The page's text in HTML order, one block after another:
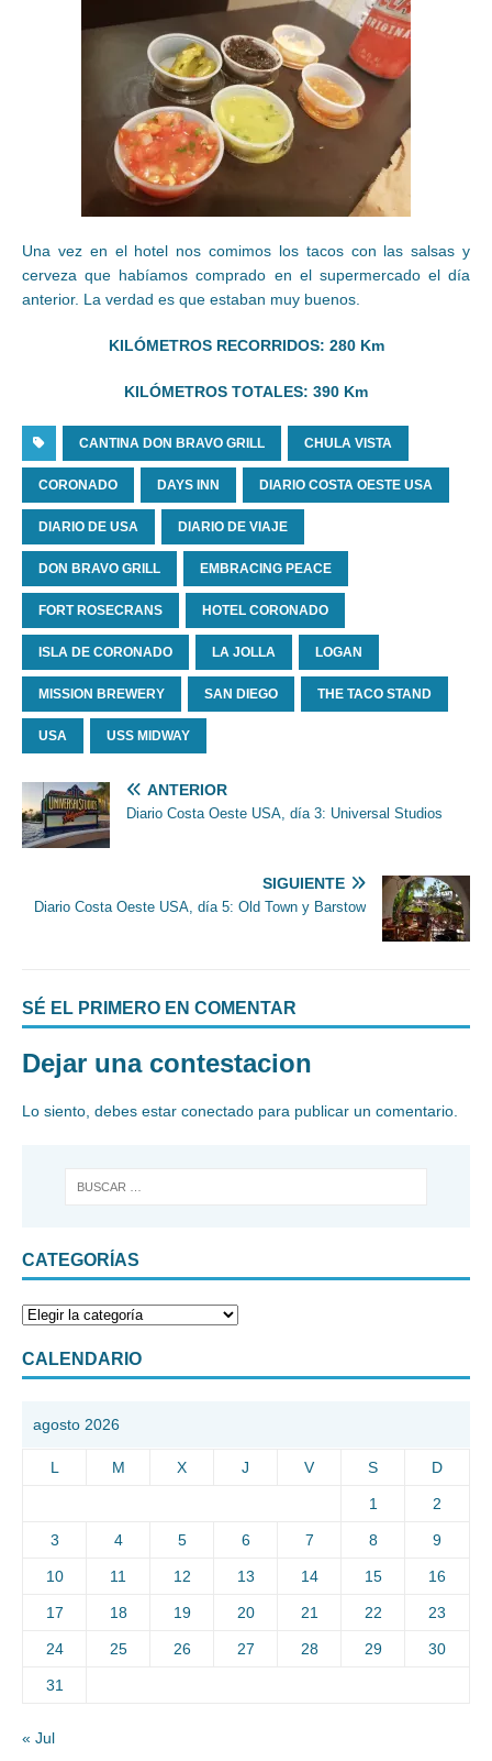
Una vez en el hotel nos comimos los tacos con las salsas y
cerveza que habíamos comprado en el supermercado el día
anterior. La verdad es que estaban muy buenos.
KILÓMETROS RECORRIDOS: 280 Km
KILÓMETROS TOTALES: 390 Km
CANTINA DON BRAVO GRILL CHULA VISTA
CORONADO DAYS INN DIARIO COSTA OESTE USA
DIARIO DE USA DIARIO DE VIAJE
DON BRAVO GRILL EMBRACING PEACE
FORT ROSECRANS HOTEL CORONADO
ISLA DE CORONADO LA JOLLA LOGAN
MISSION BREWERY SAN DIEGO THE TACO STAND
USA USS MIDWAY
ANTERIOR
Diario Costa Oeste USA, día 3: Universal Studios
SIGUIENTE
Diario Costa Oeste USA, día 5: Old Town y Barstow
SÉ EL PRIMERO EN COMENTAR
Dejar una contestacion
Lo siento, debes estar conectado para publicar un comentario.
CATEGORÍAS
CALENDARIO
agosto 2026
L M X J V S D
1 2
3 4 5 6 7 8 9
10 11 12 13 14 15 16
17 18 19 20 21 22 23
24 25 26 27 28 29 30
31
« Jul